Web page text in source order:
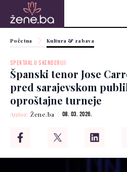
Početna Kultura & zabava
SPEKTAKL U SKENDERIJI
Španski tenor Jose
pred sarajevskom
oproštajne turneje
Autor:Žene.ba 08. 03. 2026.